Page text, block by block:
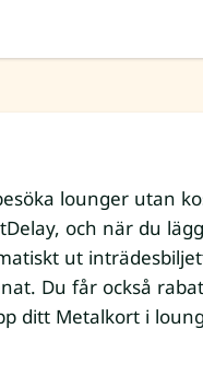
lounger utan
och när du
ut
Du får också
ditt Metalkort i